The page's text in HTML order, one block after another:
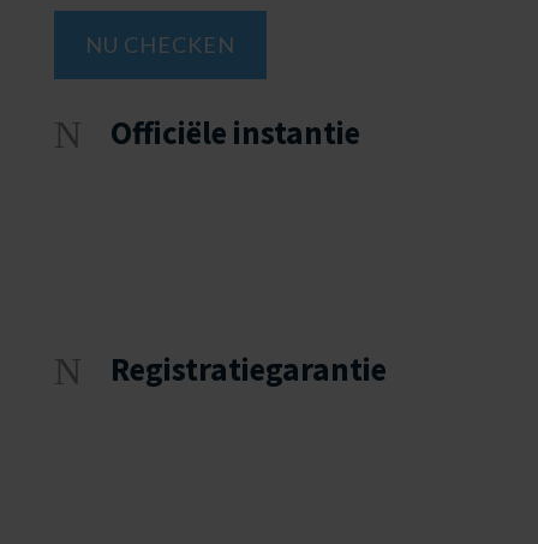
NU CHECKEN
N Officiële instantie
N Registratiegarantie